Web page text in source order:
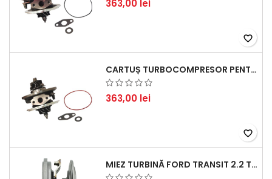
363,00 lei
favorite_border
CARTUȘ TURBOCOMPRESOR PENTRU VW, AUDI, SEAT, SKODA - MOTOR DIESEL 2.0 TDI
363,00 lei
favorite_border
MIEZ TURBINĂ FORD TRANSIT 2.2 TDCI (2007-2016)